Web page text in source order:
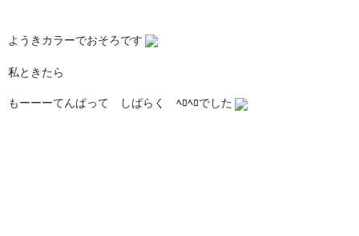
ようきカラーでおそろです
私ときたら
もーーーてんぱって しばらく ﾍﾛﾍﾛでした